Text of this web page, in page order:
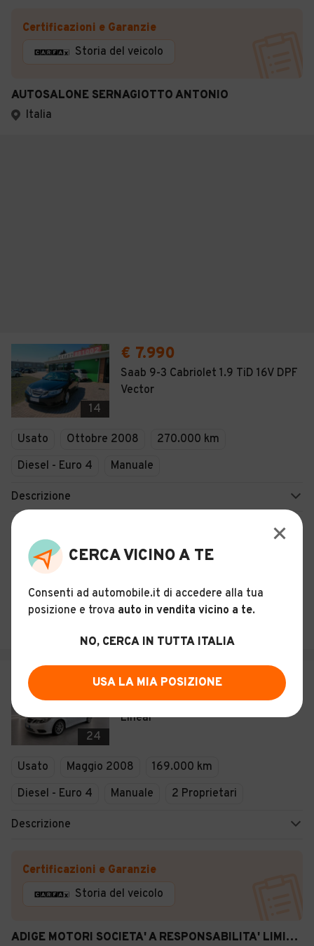
Certificazioni e Garanzie
Storia del veicolo
AUTOSALONE SERNAGIOTTO ANTONIO
Italia
14
€ 7.990
Saab 9-3 Cabriolet 1.9 TiD 16V DPF
Vector
Usato Ottobre 2008
270.000 km
Diesel - Euro 4
Manuale
Descrizione
Certificazioni e Garanzie
SOCIETA AUTO ITALIA S.R.L.
24
€ 7.999
Saab 9-3 Cabriolet 1.9 TiD 16V DPF
Linear
Usato Maggio 2008
169.000 km
Diesel - Euro 4
Manuale 2 Proprietari
Descrizione
Certificazioni e Garanzie
Storia del veicolo
ADIGE MOTORI SOCIETA' A RESPONSABILITA' LIMITATA SEMPLIFICATA
CERCA VICINO A TE
Consenti ad automobile.it di accedere alla tua
posizione e trova auto in vendita vicino a te.
NO, CERCA IN TUTTA ITALIA
USA LA MIA POSIZIONE